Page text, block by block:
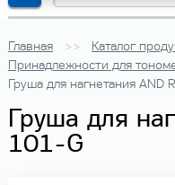
Главная Каталог
Принадлежности для
Груша для нагнетания AND
Груша для
101-G